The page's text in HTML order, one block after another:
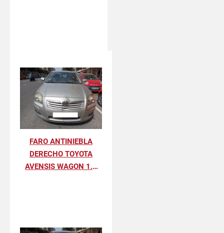
FARO ANTINIEBLA
DERECHO TOYOTA
AVENSIS WAGON 1.8